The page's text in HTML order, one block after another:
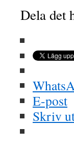
Dela det
E-post
Skriv